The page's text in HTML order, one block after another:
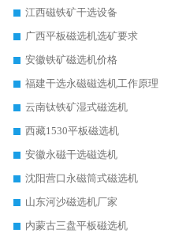
江西磁铁矿干选设备
广西平板磁选机选矿要求
安徽铁矿磁选机价格
福建干选永磁磁选机工作原理
云南钛铁矿湿式磁选机
西藏1530平板磁选机
安徽永磁干选磁选机
沈阳营口永磁筒式磁选机
山东河沙磁选机厂家
内蒙古三盘平板磁选机